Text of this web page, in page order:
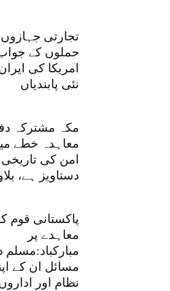
تجارتی جہازوں
حملوں کے
امریکا کی
نئی پابندیاں
مکہ مشترکہ
معاہدہ خطے
امن کی تاریخی
دستاویز ہے،
پاکستانی قوم
معاہدے پر
مبارکباد:مسلم
مسائل ان کے
نظام اور